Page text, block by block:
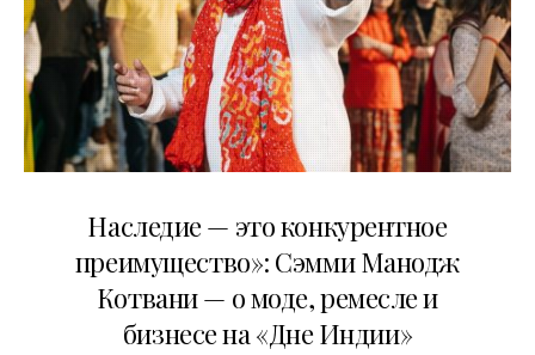
Наследие — это конкурентное
преимущество»: Сэмми Манодж
Котвани — о моде, ремесле и
бизнесе на «Дне Индии»